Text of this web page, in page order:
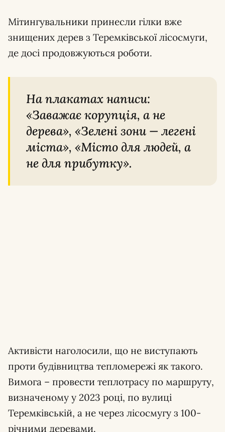
Мітингувальники принесли гілки вже
знищених дерев з Теремківської лісосмуги,
де досі продовжуються роботи.
На плакатах написи:
Заважає корупція, а не
дерева ,
Зелені зони — легені
міста ,
Місто для людей, а
не для прибутку .
Активісти наголосили, що не виступають
проти будівництва тепломережі як такого.
Вимога – провести теплотрасу по маршруту,
визначеному у 2023 році, по вулиці
Теремківській, а не через лісосмугу з 100-
річними деревами.